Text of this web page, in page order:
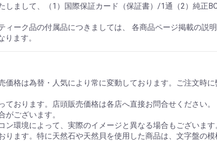
しまして、（1）国際保証カード（保証書）/1通（2）純正
ィーク品の付属品につきましては、 各商品ページ掲載の説
ます。
価格は為替・人気により常に変動しております。ご注文時
おります。店頭販売価格は各店へ直接お問合せください。
ございます。
環境によって、実際のイメージと異なる場合もございます
ます。特に天然石や天然貝を使用した商品は、文字盤の